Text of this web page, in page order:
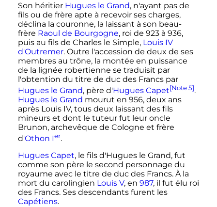
Son héritier Hugues le Grand, n'ayant pas de
fils ou de frère apte à recevoir ses charges,
déclina la couronne, la laissant à son beau-
frère Raoul de Bourgogne, roi de 923 à 936,
puis au fils de Charles le Simple, Louis IV
d'Outremer. Outre l'accession de deux de ses
membres au trône, la montée en puissance
de la lignée robertienne se traduisit par
l'obtention du titre de duc des Francs par
Hugues le Grand, père d'Hugues Capet[Note 5].
Hugues le Grand mourut en 956, deux ans
après Louis IV, tous deux laissant des fils
mineurs et dont le tuteur fut leur oncle
Brunon, archevêque de Cologne et frère
d'Othon Ier.
Hugues Capet, le fils d'Hugues le Grand, fut
comme son père le second personnage du
royaume avec le titre de duc des Francs. À la
mort du carolingien Louis V, en 987, il fut élu roi
des Francs. Ses descendants furent les
Capétiens.